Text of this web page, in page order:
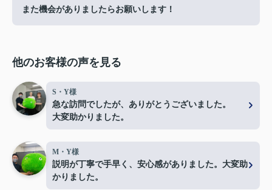
また機会がありましたらお願いします！
他のお客様の声を見る
S・Y様
急な訪問でしたが、ありがとうございました。
大変助かりました。
M・Y様
説明が丁寧で手早く、安心感がありました。大変助
かりました。